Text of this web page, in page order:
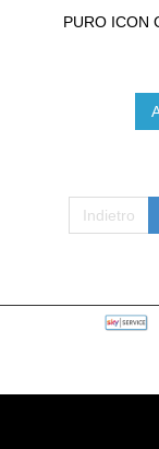
PURO ICON
Indietro